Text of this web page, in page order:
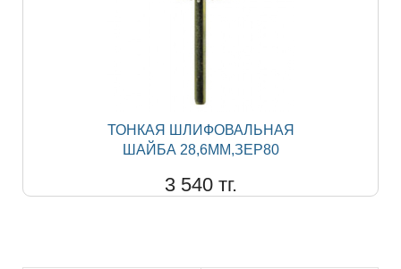
ТОНКАЯ ШЛИФОВАЛЬНАЯ
ШАЙБА 28,6ММ,ЗЕР80
3 540 тг.